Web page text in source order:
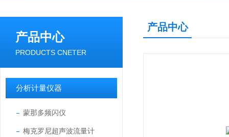
产品中心
PRODUCTS CNETER
分析计量仪器
蒙那多频闪仪
梅克罗尼超声波流量计
产品中心